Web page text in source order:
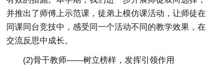
并推出了师傅上示范课，徒弟上模仿课活动，让师徒在
同课同台竞技中，感受同一个活动不同的教学效果，在
交流反思中成长。
(2)骨干教师——树立榜样，发挥引领作用